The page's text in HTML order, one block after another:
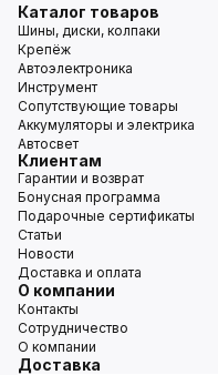
Каталог товаров
Шины, диски, колпаки
Крепёж
Автоэлектроника
Инструмент
Сопутствующие товары
Аккумуляторы и электрика
Автосвет
Клиентам
Гарантии и возврат
Бонусная программа
Подарочные сертификаты
Статьи
Новости
Доставка и оплата
О компании
Контакты
Сотрудничество
О компании
Доставка